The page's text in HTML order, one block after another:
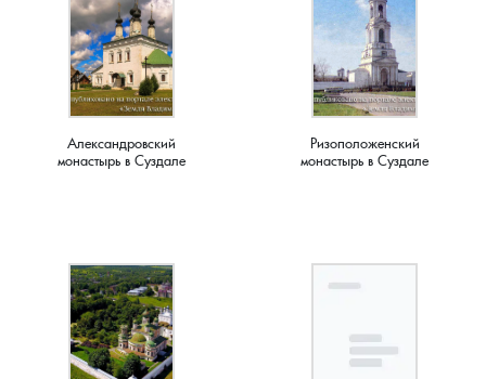
Александровский
монастырь в Суздале
Ризоположенский
монастырь в Суздале
Суслово, деревня
Сынково, деревня
Тереховицы, деревня
Усолье, село
Фомиха, село